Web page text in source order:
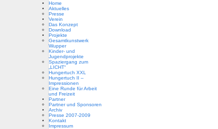
Home
Aktuelles
Presse
Verein
Das Konzept
Download
Projekte
Gesamtkunstwerk
Wupper
Kinder- und
Jugendprojekte
Spaziergang zum
„LICHT“
Hungertuch XXL
Hungertuch II –
Impressionen
Eine Runde für Arbeit
und Freizeit
Partner
Partner und Sponsoren
Archiv
Presse 2007-2009
Kontakt
Impressum